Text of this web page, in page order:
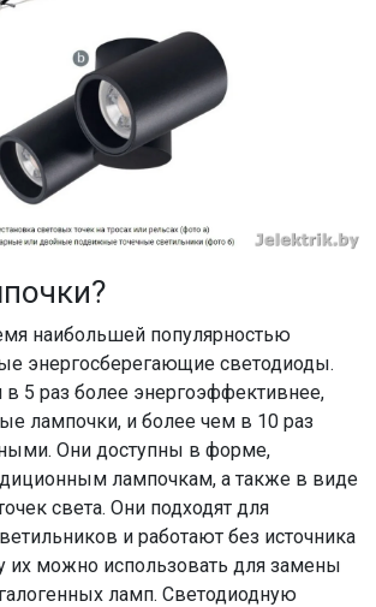
наибольшей популярностью
энергосберегающие светодиоды.
5 раз более энергоэффективнее,
лампочки, и более чем в 10 раз
Они доступны в форме,
лампочкам, а также в виде
света. Они подходят для
и работают без источника
их можно использовать для замены
ламп. Светодиодную